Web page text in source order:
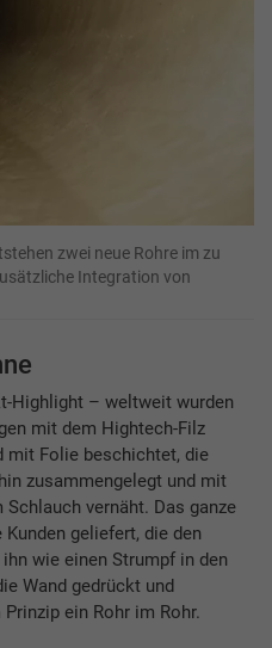
zwei neue Rohre im zu
Integration von
Highlight – weltweit wurden
mit dem Hightech-Filz
mit Folie beschichtet, die
zusammengelegt und mit
vernäht. Das ganze
geliefert, die den
wie einen Strumpf in den
Wand gedrückt und
ein Rohr im Rohr.